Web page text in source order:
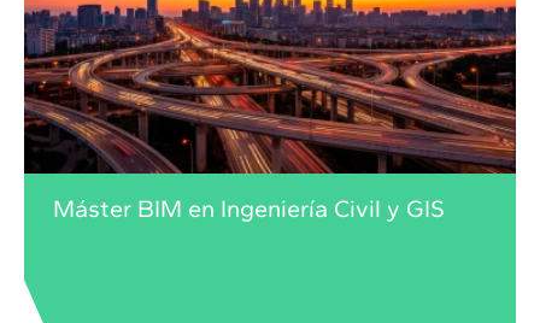
Máster BIM en Ingeniería Civil y GIS